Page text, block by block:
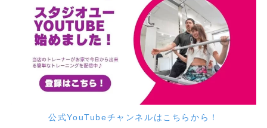
公式YouTubeチャンネルはこちらから！